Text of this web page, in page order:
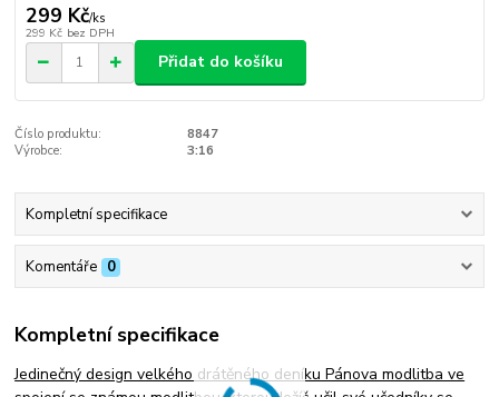
299 Kč/ks
299 Kč bez DPH
Přidat do košíku
Číslo produktu:
8847
Výrobce:
3:16
Kompletní specifikace
Komentáře 0
Kompletní specifikace
Jedinečný design velkého drátěného deníku Pánova modlitba ve